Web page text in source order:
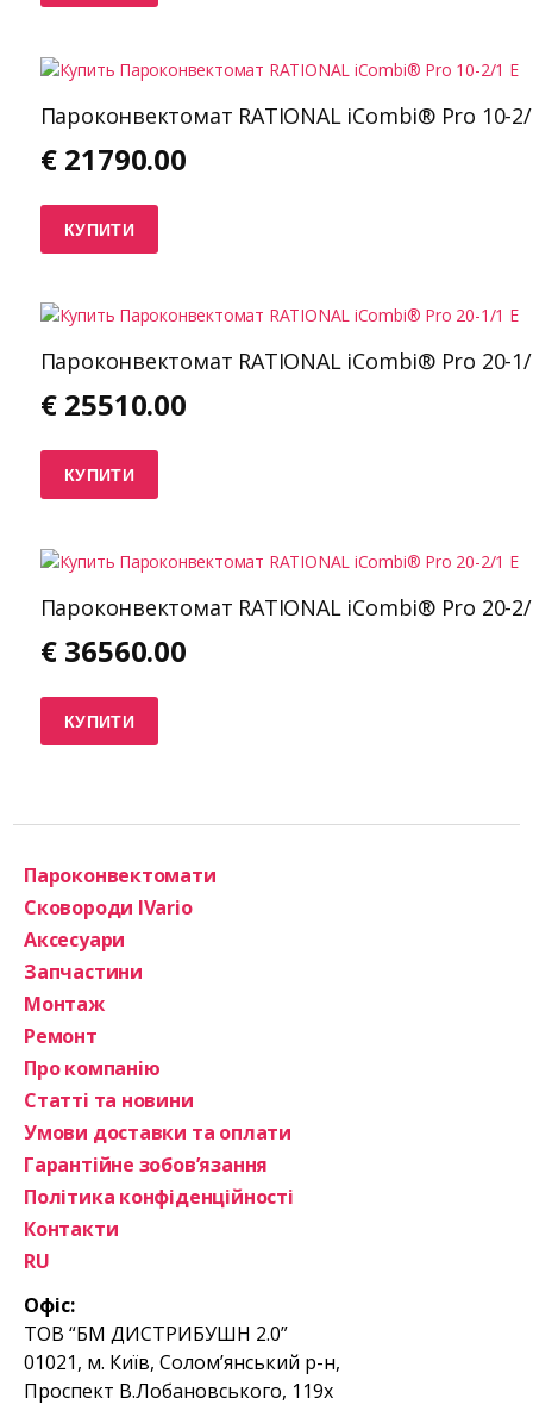
Пароконвектомат RATIONAL iCombi® Pro 10-2/
€ 21790.00
КУПИТИ
Пароконвектомат RATIONAL iCombi® Pro 20-1/
€ 25510.00
КУПИТИ
Пароконвектомат RATIONAL iCombi® Pro 20-2/
€ 36560.00
КУПИТИ
Офіс:
ТОВ “БМ ДИСТРИБУШН 2.0”
01021, м. Київ, Солом’янський р-н,
Проспект В.Лобановського, 119х
Пароконвектомати
Сковороди IVario
Аксесуари
Запчастини
Монтаж
Ремонт
Про компанію
Статті та новини
Умови доставки та оплати
Гарантійне зобов’язання
Політика конфіденційності
Контакти
RU